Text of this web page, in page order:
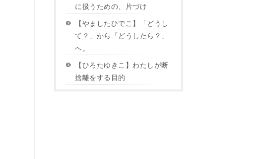
に扱うための、片づけ
【やましたひでこ】「どうし
て？」から「どうしたら？」
へ。
【ひろたゆきこ】わたしが断
捨離をする目的